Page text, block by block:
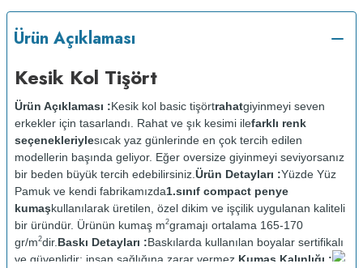
Ürün Açıklaması
Kesik Kol Tişört
Ürün Açıklaması :Kesik kol basic tişörtrahatgiyinmeyi seven
erkekler için tasarlandı. Rahat ve şık kesimi ilefarklı renk
seçenekleriylesıcak yaz günlerinde en çok tercih edilen
modellerin başında geliyor. Eğer oversize giyinmeyi seviyorsanız
bir beden büyük tercih edebilirsiniz. Ürün Detayları :Yüzde Yüz
Pamuk ve kendi fabrikamızda1.sınıf compact penye
kumaşkullanılarak üretilen, özel dikim ve işçilik uygulanan kaliteli
bir üründür. Ürünün kumaş m2gramajı ortalama 165-170
gr/m2dir. Baskı Detayları :Baskılarda kullanılan boyalar sertifikalı
ve güvenlidir; insan sağlığına zarar vermez. Kumaş Kalınlığı :